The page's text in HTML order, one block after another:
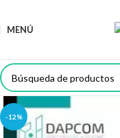
MENÚ
-12%